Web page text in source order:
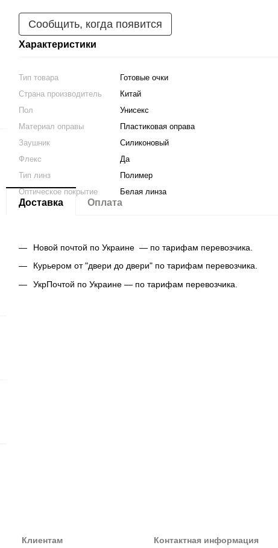
Сообщить, когда появится
Характеристики
Тип товара
Готовые очки
Страна производитель
Китай
Пол
Унисекс
Материал оправы
Пластиковая оправа
Заушник
Силиконовый
Флекс
Да
Тип линз
Полимер
Оптическое покрытие
Белая линза
Доставка Оплата
Новой почтой по Украине — по тарифам перевозчика.
Курьером от "двери до двери" по тарифам перевозчика.
УкрПочтой по Украине — по тарифам перевозчика.
Клиентам Контактная информация